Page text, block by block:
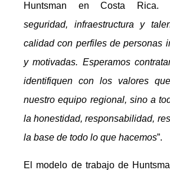
Huntsman en Costa Rica.
seguridad, infraestructura y
calidad con perfiles de personas
y motivadas. Esperamos
identifiquen con los valores
nuestro equipo regional, sino a
la honestidad, responsabilidad,
la base de todo lo que hacemos”.
El modelo de trabajo de